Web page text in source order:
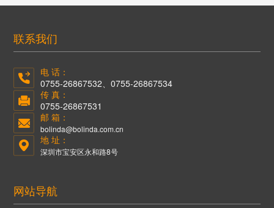
联系我们
电 话：
0755-26867532、0755-26867534
传 真：
0755-26867531
邮 箱：
bolinda@bolinda.com.cn
地 址：
深圳市宝安区永和路8号
网站导航